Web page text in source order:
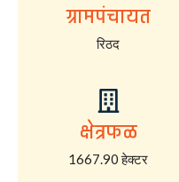
ग्रामपंचायत
रिठद
क्षेत्रफळ
1667.90 हेक्टर